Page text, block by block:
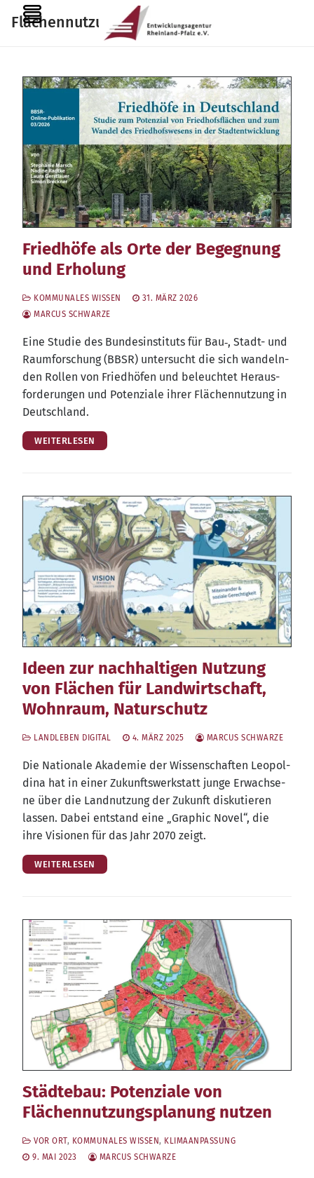
Inhalt
Flächennutzungsplan
Friedhöfe als Orte der Begegnung
und Erholung
KOMMUNALES WISSEN
31. MÄRZ 2026
MARCUS SCHWARZE
Eine Stu­die des Bun­des­in­sti­tuts für Bau‑, Stadt- und
Raum­for­schung (BBSR) unter­sucht die sich wan­deln­
den Rol­len von Fried­hö­fen und beleuch­tet Her­aus­
for­de­run­gen und Poten­zia­le ihrer Flä­chen­nut­zung in
Deutschland.
WEITERLESEN
Ideen zur nachhaltigen Nutzung
von Flächen für Landwirtschaft,
Wohnraum, Naturschutz
LANDLEBEN DIGITAL 4. MÄRZ 2025 MARCUS SCHWARZE
Die Natio­na­le Aka­de­mie der Wis­sen­schaf­ten Leo­pol­
di­na hat in einer Zukunfts­werk­statt jun­ge Erwach­se­
ne über die Land­nut­zung der Zukunft dis­ku­tie­ren
las­sen. Dabei ent­stand eine „Gra­phic Novel“, die
ihre Visio­nen für das Jahr 2070 zeigt.
WEITERLESEN
Städtebau: Potenziale von
Flächennutzungsplanung nutzen
VOR ORT, KOMMUNALES WISSEN, KLIMAANPASSUNG
9. MAI 2023
MARCUS SCHWARZE